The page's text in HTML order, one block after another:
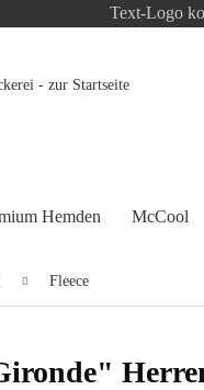
Text-Logo
Hemden McCool
Fleece